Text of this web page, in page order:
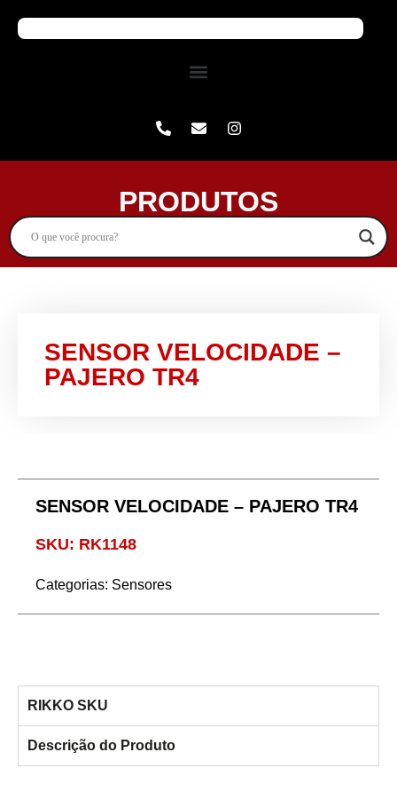
PRODUTOS
SENSOR VELOCIDADE –
PAJERO TR4
SENSOR VELOCIDADE – PAJERO TR4
SKU: RK1148
Categorias: Sensores
RIKKO SKU
Descrição do Produto